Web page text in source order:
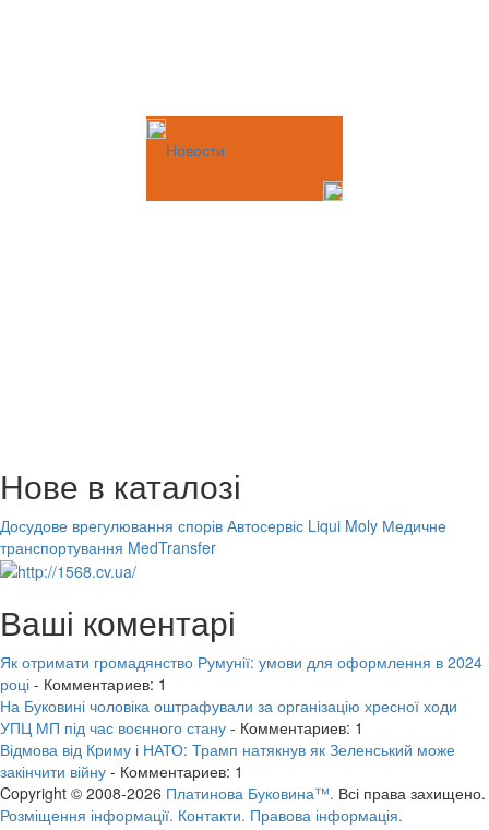
Новости
Нове в каталозі
Досудове врегулювання спорів Автосервіс Liqui Moly Медичне
транспортування MedTransfer
Ваші коментарі
Як отримати громадянство Румунії: умови для оформлення в 2024
році - Комментариев: 1
На Буковині чоловіка оштрафували за організацію хресної ходи
УПЦ МП під час воєнного стану - Комментариев: 1
Відмова від Криму і НАТО: Трамп натякнув як Зеленський може
закінчити війну - Комментариев: 1
Copyright © 2008-2026 Платинова Буковина™. Всі права захищено.
Розміщення інформації. Контакти. Правова інформація.